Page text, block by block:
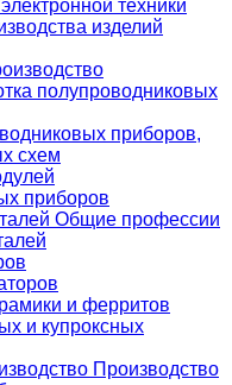
техники
изделий
полупроводниковых
приборов,
схем
приборов
Общие профессии
и ферритов
и купроксных
Производство